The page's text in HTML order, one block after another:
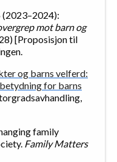
(2023–2024):
mot barn og
[Proposisjon til
og barns velferd:
for barns
family
Family Matters